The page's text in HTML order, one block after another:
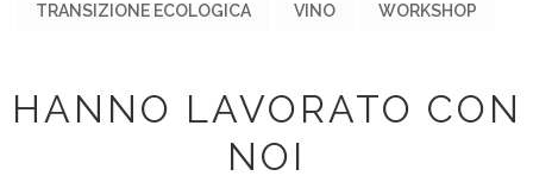
TRANSIZIONE ECOLOGICA VINO WORKSHOP
HANNO LAVORATO CON
NOI